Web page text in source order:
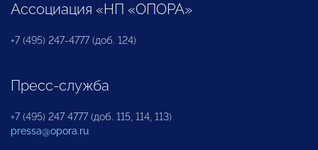
Ассоциация «НП «ОПОРА»
+7 (495) 247-4777 (доб. 124)
Пресс-служба
+7 (495) 247 4777 (доб. 115, 114, 113)
pressa@opora.ru